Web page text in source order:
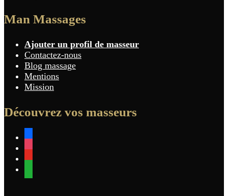
Man Massages
Ajouter un profil de masseur
Contactez-nous
Blog massage
Mentions
Mission
Découvrez vos masseurs
facebook
instagram
youtube